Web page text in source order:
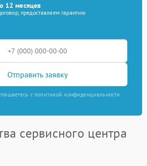
12 месяцев
предоставляем гарантию
Отправить заявку
с политикой конфиденциальности
сервисного центра